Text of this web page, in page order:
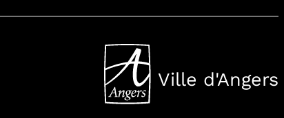
Ville d'Angers
, Ouvre une